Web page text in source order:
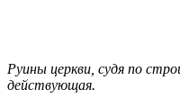
Руины церкви, судя по
действующая.